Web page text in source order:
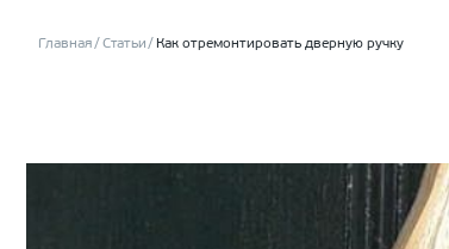
Главная Статьи Как отремонтировать дверную ручку